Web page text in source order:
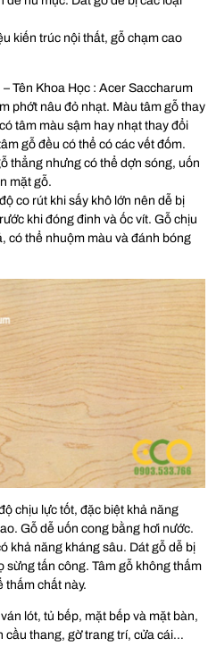
kiến trúc nội thất, gỗ chạm cao
Khoa Học : Acer Saccharum
phớt nâu đỏ nhạt. Màu tâm gỗ thay
tâm màu sậm hay nhạt thay đổi
gỗ đều có thể có các vết đốm.
thẳng nhưng có thể dợn sóng, uốn
mặt gỗ.
co rút khi sấy khô lớn nên dễ bị
khi đóng đinh và ốc vít. Gỗ chịu
có thể nhuộm màu và đánh bóng
chịu lực tốt, đặc biệt khả năng
Gỗ dễ uốn cong bằng hơi nước.
khả năng kháng sâu. Dát gỗ dễ bị
sừng tấn công. Tâm gỗ không thấm
thấm chất này.
lót, tủ bếp, mặt bếp và mặt bàn,
cầu thang, gờ trang trí, cửa cái…